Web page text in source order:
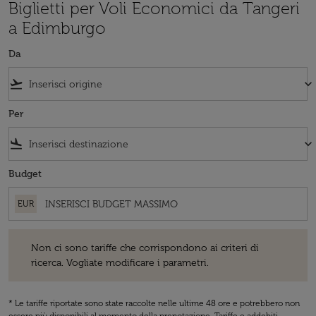
Biglietti per Voli Economici da Tangeri
a Edimburgo
Da
flight_takeoff keyboard_arrow_down
Per
flight_land keyboard_arrow_down
Budget
EUR
Non ci sono tariffe che corrispondono ai criteri di
ricerca. Vogliate modificare i parametri.
* Le tariffe riportate sono state raccolte nelle ultime 48 ore e potrebbero non